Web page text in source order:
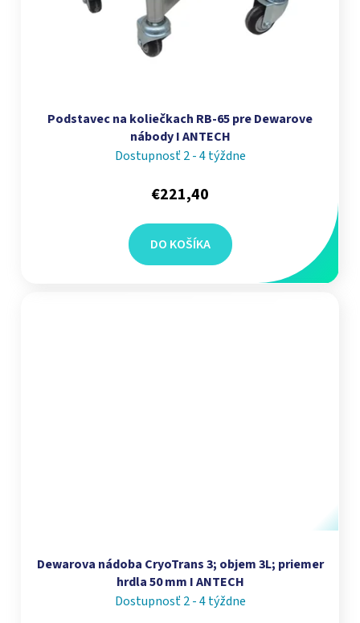
Podstavec na koliečkach RB-65 pre Dewarove
nábody I ANTECH
Dostupnosť 2 - 4 týždne
€221,40
DO KOŠÍKA
Dewarova nádoba CryoTrans 3; objem 3L; priemer
hrdla 50 mm I ANTECH
Dostupnosť 2 - 4 týždne